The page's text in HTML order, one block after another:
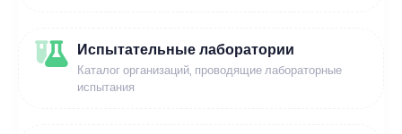
Испытательные лаборатории
Каталог организаций, проводящие лабораторные
испытания